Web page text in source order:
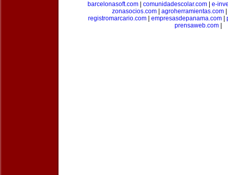
barcelonasoft.com
comunidadescolar.com
e-
zonasocios.com
agroherramientas.com
registromarcario.com| empresasdepanama.com|
prensaweb.com|